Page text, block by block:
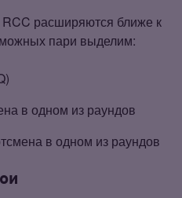
расширяются ближе к
пари выделим:
в одном из раундов
в одном из раундов